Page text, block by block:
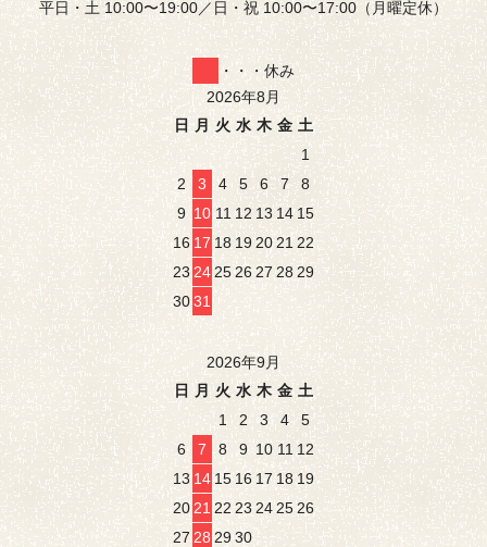
平日・土 10:00〜19:00／日・祝 10:00〜17:00（月曜定休）
・・・休み
2026年8月
日
月 火 水 木 金 土
1
2
3 4 5 6 7
8
9 10 11 12 13 14 15
16 17 18 19 2021 22
23 24 2526 27 28 29
3031
2026年9月
日
月 火 水 木 金 土
1
2 3 4
5
6
7 8 9 10 11 12
13 14 15 16 17 18 19
20 21 22 23 242526
27 28 2930